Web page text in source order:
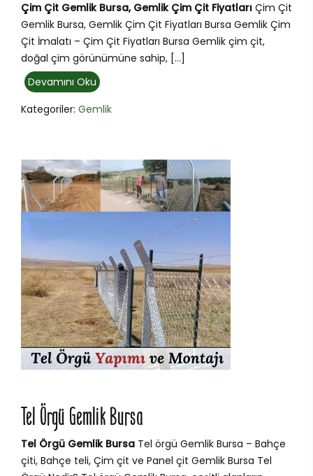
Çim Çit Gemlik Bursa, Gemlik Çim Çit Fiyatları Çim Çit
Gemlik Bursa, Gemlik Çim Çit Fiyatları Bursa Gemlik Çim
Çit İmalatı – Çim Çit Fiyatları Bursa Gemlik çim çit,
doğal çim görünümüne sahip, […]
Devamını Oku
Kategoriler: Gemlik
Tel Örgü Gemlik Bursa
Tel Örgü Gemlik Bursa Tel örgü Gemlik Bursa – Bahçe
çiti, Bahçe teli, Çim çit ve Panel çit Gemlik Bursa Tel